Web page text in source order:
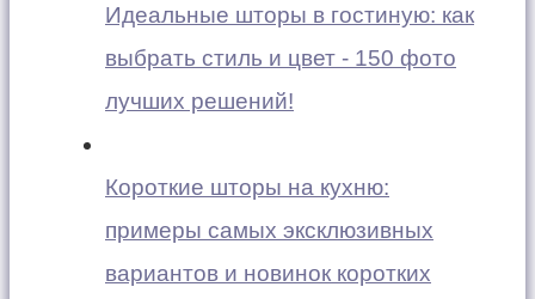
Идеальные шторы в гостиную: как
выбрать стиль и цвет - 150 фото
лучших решений!
Короткие шторы на кухню:
примеры самых эксклюзивных
вариантов и новинок коротких